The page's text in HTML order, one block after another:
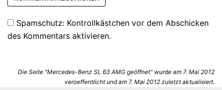
Spamschutz: Kontrollkästchen vor dem Abschicken
des Kommentars aktivieren.
Die Seite "Mercedes-Benz SL 63 AMG geöffnet" wurde am 7. Mai 2012
veroeffentlicht und am 7. Mai 2012 zuletzt aktualisiert.